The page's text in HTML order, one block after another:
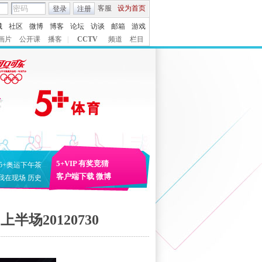
客服 设为首页
登录 注册
社区 微博 博客 论坛 访谈 邮箱
游戏
片
公开课 播客 CCTV 频道 栏目
奥运下午茶
在现场 历史
5+VIP 有奖竞猜
客户端下载 微博
半场20120730